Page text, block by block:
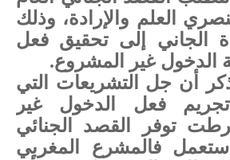
العلم والإرادة، وذلك
الجاني إلى تحقيق فعل
الدخول غير المشروع.
أن جل التشريعات التي
فعل الدخول غير
توفر القصد الجنائي
فالمشرع المغربي